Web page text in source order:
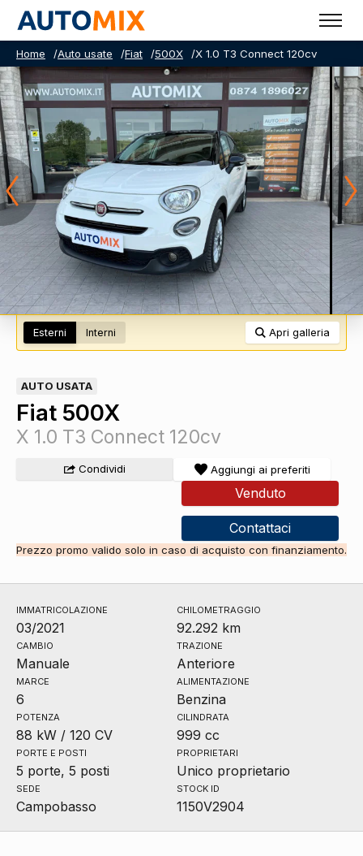
Home /Auto usate /Fiat /500X /X 1.0 T3 Connect 120cv
Esterni Interni Apri galleria
AUTO USATA
Fiat 500X
X 1.0 T3 Connect 120cv
Condividi Aggiungi ai preferiti
Venduto
Contattaci
Prezzo promo valido solo in caso di acquisto con finanziamento.
IMMATRICOLAZIONE
03/2021
CHILOMETRAGGIO
92.292 km
CAMBIO
Manuale
TRAZIONE
Anteriore
MARCE
6
ALIMENTAZIONE
Benzina
POTENZA
88 kW / 120 CV
CILINDRATA
999 cc
PORTE E POSTI
5 porte, 5 posti
PROPRIETARI
Unico proprietario
SEDE
Campobasso
STOCK ID
1150V2904